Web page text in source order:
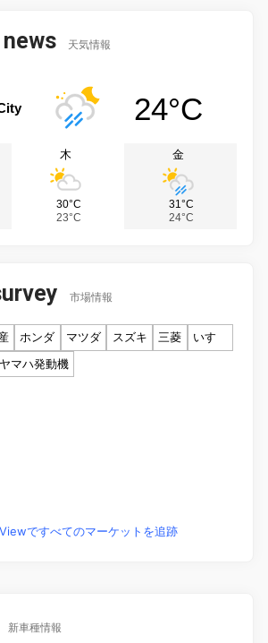
天気情報
24°C
木
30°C
23°C
金
31°C
24°C
市場情報
ホンダ マツダ スズキ 三菱
いすゞ
ヤマハ発動機
ですべてのマーケットを追跡
新車種情報